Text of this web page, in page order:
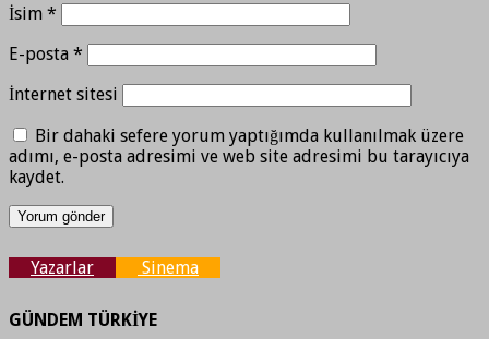
İsim *
E-posta *
İnternet sitesi
Bir dahaki sefere yorum yaptığımda kullanılmak üzere
adımı, e-posta adresimi ve web site adresimi bu tarayıcıya
kaydet.
Yazarlar Sinema
GÜNDEM TÜRKİYE